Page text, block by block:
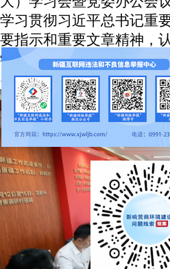
学习贯彻习近平总书记重
要指示和重要文章精神，
学习和树立践行正确政绩
习教育，研究当前相关工